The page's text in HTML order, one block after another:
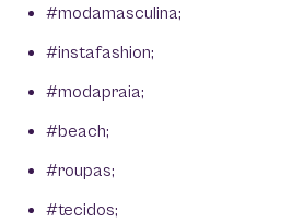
#modamasculina;
#instafashion;
#modapraia;
#beach;
#roupas;
#tecidos;